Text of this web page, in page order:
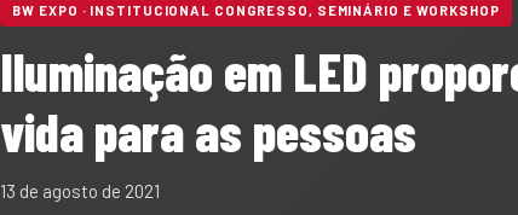
BW EXPO · INSTITUCIONAL CONGRESSO, SEMINÁRIO E WORKSHOP
Iluminação em LED
vida para as pessoas
13 de agosto de 2021